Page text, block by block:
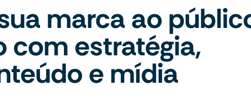
marca ao
com estratégia,
e mídia